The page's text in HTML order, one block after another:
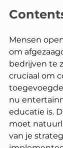
Mensen
om
bedrijven te
cruciaal om
nu
educatie is.
moet
van je